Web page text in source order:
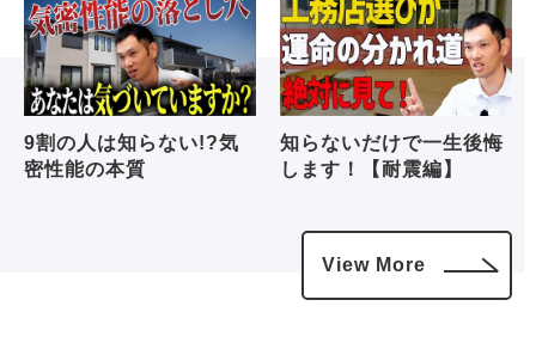
9割の人は知らない!?気
密性能の本質
知らないだけで一生後悔
します！【耐震編】
View More